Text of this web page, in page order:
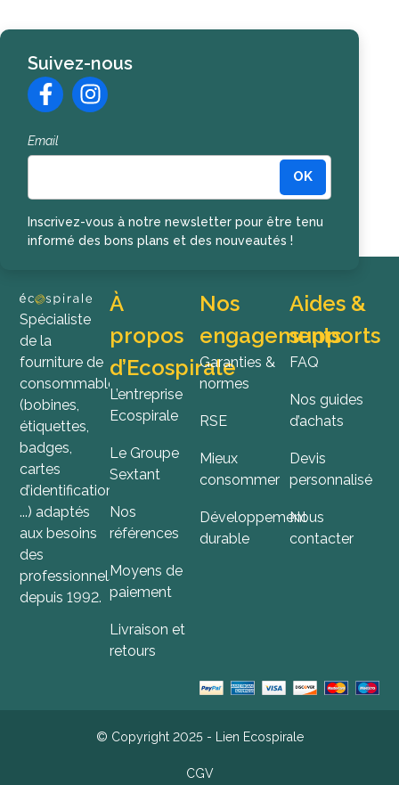
Suivez-nous
Email
OK
Inscrivez-vous à notre newsletter pour être tenu
informé des bons plans et des nouveautés !
Spécialiste
de la
fourniture de
consommables
(bobines,
étiquettes,
badges,
cartes
d’identification,
...) adaptés
aux besoins
des
professionnels
depuis 1992.
À
propos
d’Ecospirale
L’entreprise
Ecospirale
Le Groupe
Sextant
Nos
références
Moyens de
paiement
Livraison et
retours
Nos
engagements
Garanties &
normes
RSE
Mieux
consommer
Développement
durable
Aides &
supports
FAQ
Nos guides
d’achats
Devis
personnalisé
Nous
contacter
© Copyright 2025 - Lien Ecospirale
CGV